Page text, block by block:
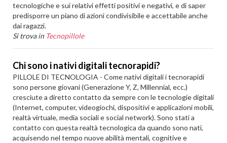
tecnologiche e sui relativi effetti positivi e negativi, e di saper
predisporre un piano di azioni condivisibile e accettabile anche
dai ragazzi.
Si trova in Tecnopillole
Chi sono i nativi digitali tecnorapidi?
PILLOLE DI TECNOLOGIA - Come nativi digitali i tecnorapidi
sono persone giovani (Generazione Y, Z, Millennial, ecc.)
cresciute a diretto contatto da sempre con le tecnologie digitali
(Internet, computer, videogiochi, dispositivi e applicazioni mobili,
realtà virtuale, media sociali e social network). Sono stati a
contatto con questa realtà tecnologica da quando sono nati,
acquisendo nel tempo nuove abilità mentali, cognitive e